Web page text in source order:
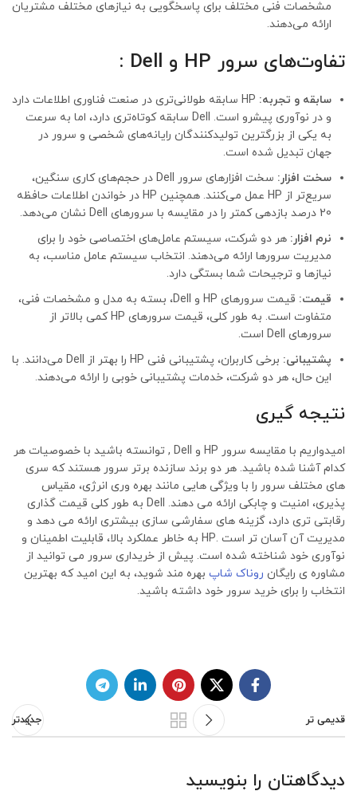
مشخصات فنی مختلف برای پاسخگویی به نیازهای مختلف مشتریان
ارائه می‌دهند.
تفاوت‌های سرور HP و Dell :
سابقه و تجربه: HP سابقه طولانی‌تری در صنعت فناوری اطلاعات دارد
و در نوآوری پیشرو است. Dell سابقه کوتاه‌تری دارد، اما به سرعت
به یکی از بزرگترین تولیدکنندگان رایانه‌های شخصی و سرور در
جهان تبدیل شده است.
سخت افزار:
سخت افزارهای سرور Dell در حجم‌های کاری سنگین،
سریع‌تر از HP عمل می‌کنند. همچنین HP در خواندن اطلاعات حافظه
20 درصد بازدهی کمتر را در مقایسه با سرورهای Dell نشان می‌دهد.
نرم افزار: هر دو شرکت، سیستم عامل‌های اختصاصی خود را برای
مدیریت سرورها ارائه می‌دهند. انتخاب سیستم عامل مناسب، به
نیازها و ترجیحات شما بستگی دارد.
قیمت:
قیمت سرورهای HP و Dell، بسته به مدل و مشخصات فنی،
متفاوت است. به طور کلی، قیمت سرورهای HP کمی بالاتر از
سرورهای Dell است.
پشتیبانی:
برخی کاربران، پشتیبانی فنی HP را بهتر از Dell می‌دانند. با
این حال، هر دو شرکت، خدمات پشتیبانی خوبی را ارائه می‌دهند.
نتیجه گیری
امیدواریم با مقایسه سرور HP و Dell , توانسته باشید با خصوصیات هر
کدام آشنا شده باشید. هر دو برند سازنده برتر سرور هستند که سری
های مختلف سرور را با ویژگی هایی مانند بهره وری انرژی، مقیاس
پذیری، امنیت و چابکی ارائه می دهند. Dell به طور کلی قیمت گذاری
رقابتی تری دارد، گزینه های سفارشی سازی بیشتری ارائه می دهد و
مدیریت آن آسان تر است .HP به خاطر عملکرد بالا، قابلیت اطمینان و
نوآوری خود شناخته شده است. پیش از خریداری سرور می توانید از
مشاوره ی رایگان روناک شاپ بهره مند شوید، به این امید که بهترین
انتخاب را برای خرید سرور خود داشته باشید.
جدیدتر قدیمی تر
دیدگاهتان را بنویسید